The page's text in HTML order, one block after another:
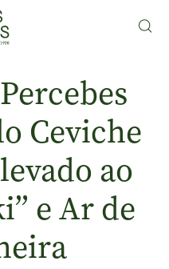
Ceviche
ao
e Ar de